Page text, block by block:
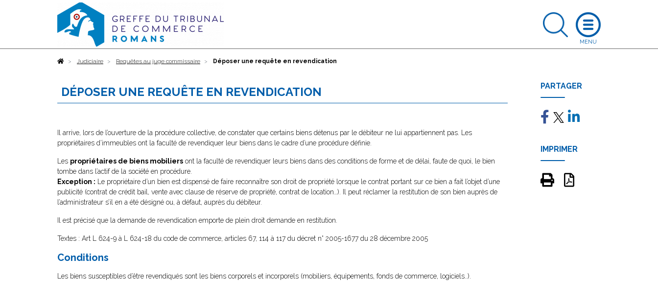
AccueilJudiciaire Requêtes au juge commissaire Déposer une requête en revendication
DÉPOSER UNE REQUÊTE EN REVENDICATION
Il arrive, lors de l’ouverture de la procédure collective, de constater que certains biens détenus par le débiteur ne lui appartiennent pas. Les
propriétaires d’immeubles ont la faculté de revendiquer leur biens dans le cadre d’une procédure définie.
Les propriétaires de biens mobiliers ont la faculté de revendiquer leurs biens dans des conditions de forme et de délai, faute de quoi, le bien
tombe dans l’actif de la société en procédure.
Exception : Le propriétaire d’un bien est dispensé de faire reconnaître son droit de propriété lorsque le contrat portant sur ce bien a fait l’objet d’une
publicité (contrat de crédit bail, vente avec clause de réserve de propriété, contrat de location…). Il peut réclamer la restitution de son bien auprès de
l’administrateur s’il en a été désigné ou, à défaut, auprès du débiteur.
Il est précisé que la demande de revendication emporte de plein droit demande en restitution.
Textes : Art L 624-9 à L 624-18 du code de commerce, articles 67, 114 à 117 du décret n° 2005-1677 du 28 décembre 2005
Conditions
Les biens susceptibles d’être revendiqués sont les biens corporels et incorporels (mobiliers, équipements, fonds de commerce, logiciels..).
PARTAGER
IMPRIMER